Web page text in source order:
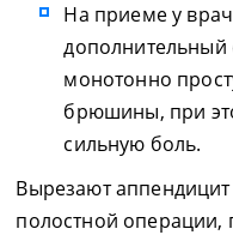
На приеме у
монотонно
брюшины, при
сильную боль.
Вырезают
полостной